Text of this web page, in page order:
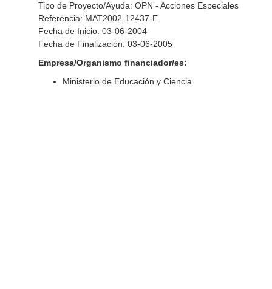
Tipo de Proyecto/Ayuda: OPN - Acciones Especiales
Referencia: MAT2002-12437-E
Fecha de Inicio: 03-06-2004
Fecha de Finalización: 03-06-2005
Empresa/Organismo financiador/es:
Ministerio de Educación y Ciencia